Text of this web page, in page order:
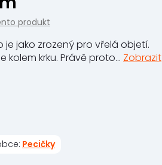
produkt
jako zrozený pro vřelá objetí.
kolem krku. Právě proto... Zobrazit
Pecičky